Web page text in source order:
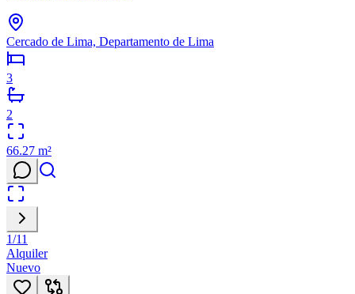
Cercado de Lima, Departamento de Lima
3
2
66.27 m²
1/11
Alquiler
Nuevo